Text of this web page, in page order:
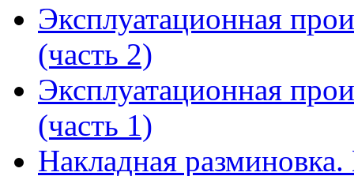
Эксплуатационная
(часть 2)
Эксплуатационная
(часть 1)
Накладная